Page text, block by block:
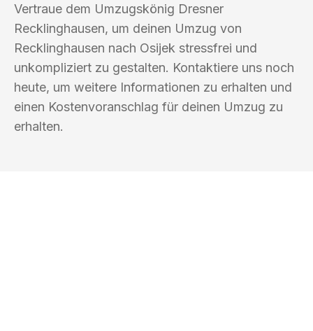
Vertraue dem Umzugskönig Dresner
Recklinghausen, um deinen Umzug von
Recklinghausen nach Osijek stressfrei und
unkompliziert zu gestalten. Kontaktiere uns noch
heute, um weitere Informationen zu erhalten und
einen Kostenvoranschlag für deinen Umzug zu
erhalten.